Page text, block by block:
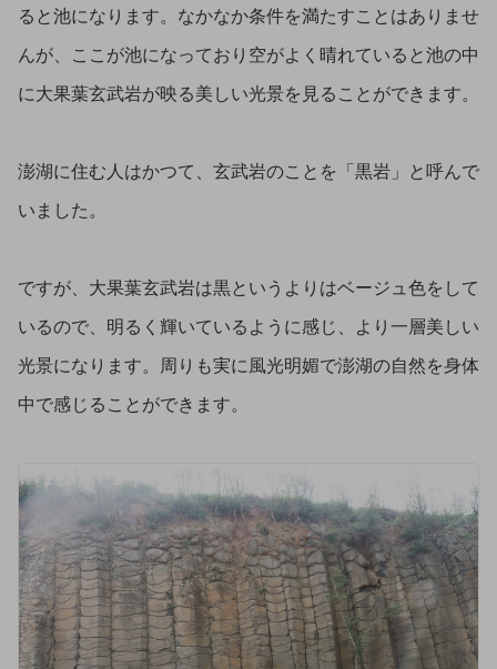
ると池になります。なかなか条件を満たすことはありませ
んが、ここが池になっており空がよく晴れていると池の中
に大果葉玄武岩が映る美しい光景を見ることができます。
澎湖に住む人はかつて、玄武岩のことを「黒岩」と呼んで
いました。
ですが、大果葉玄武岩は黒というよりはベージュ色をして
いるので、明るく輝いているように感じ、より一層美しい
光景になります。周りも実に風光明媚で澎湖の自然を身体
中で感じることができます。